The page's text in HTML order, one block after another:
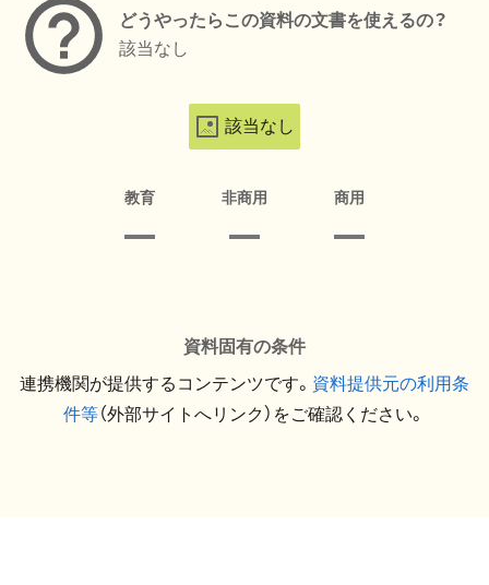
どうやったらこの資料の文書を使えるの？
該当なし
該当なし
教育 非商用 商用
資料固有の条件
連携機関が提供するコンテンツです。 資料提供元の利用条
件等（外部サイトへリンク）をご確認ください。